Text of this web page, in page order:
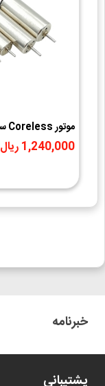
موتور Coreless سایز 716
1,240,000 ریال
خبرنامه
پشتیبانی